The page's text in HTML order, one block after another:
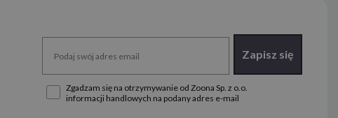
Zapisz się
Zgadzam się na otrzymywanie od Zoona Sp. z o.o.
informacji handlowych na podany adres e-mail